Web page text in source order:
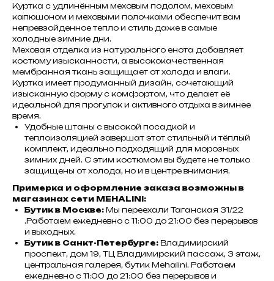
Куртка с удлинённым меховым подолом, меховым
капюшоном и меховыми полочками обеспечит вам
непревзойденное тепло и стиль даже в самые
холодные зимние дни.
Меховая отделка из натурального енота добавляет
костюму изысканности, а высококачественная
мембранная ткань защищает от холода и влаги.
Куртка имеет продуманный дизайн, сочетающий
изысканную форму с комфортом, что делает её
идеальной для прогулок и активного отдыха в зимнее
время.
Удобные штаны с высокой посадкой и
теплоизоляцией завершат этот стильный и тёплый
комплект, идеально подходящий для морозных
зимних дней. С этим костюмом вы будете не только
защищены от холода, но и в центре внимания.
Примерка и оформление заказа возможны в
магазинах сети MEHALINI:
Бутик в Москве: Мы переехали Таганская 31/22
.Работаем ежедневно с 11:00 до 21:00 без перерывов
и выходных.
Бутик в Санкт-Петербурге: Владимирский
проспект, дом 19, ТЦ Владимирский пассаж, 3 этаж,
центральная галерея, бутик Mehalini. Работаем
ежедневно с 11:00 до 21:00 без перерывов и